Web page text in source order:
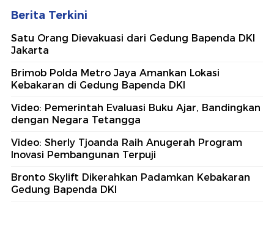
Berita Terkini
Satu Orang Dievakuasi dari Gedung Bapenda DKI
Jakarta
Brimob Polda Metro Jaya Amankan Lokasi
Kebakaran di Gedung Bapenda DKI
Video: Pemerintah Evaluasi Buku Ajar, Bandingkan
dengan Negara Tetangga
Video: Sherly Tjoanda Raih Anugerah Program
Inovasi Pembangunan Terpuji
Bronto Skylift Dikerahkan Padamkan Kebakaran
Gedung Bapenda DKI